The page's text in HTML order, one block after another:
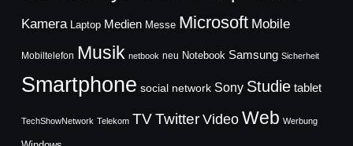
Kamera Laptop Medien Messe Microsoft Mobile
Mobiltelefon Musik netbook neu Notebook Samsung Sicherheit
Smartphone social network Sony Studie tablet
TechShowNetwork Telekom TVTwitter Video Web Werbung